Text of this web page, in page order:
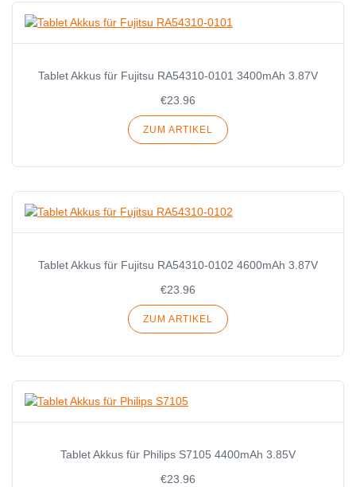
Tablet Akkus für Fujitsu RA54310-0101 3400mAh 3.87V
€23.96
ZUM ARTIKEL
Tablet Akkus für Fujitsu RA54310-0102 4600mAh 3.87V
€23.96
ZUM ARTIKEL
Tablet Akkus für Philips S7105 4400mAh 3.85V
€23.96